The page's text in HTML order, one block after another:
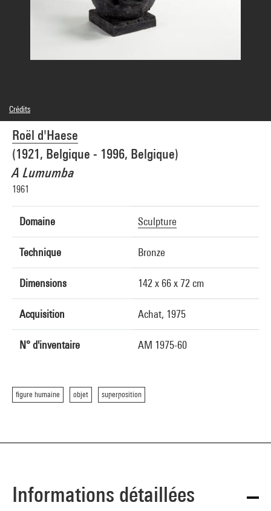
Roël d'Haese
(1921, Belgique - 1996, Belgique)
A Lumumba
1961
Domaine Sculpture
Technique Bronze
Dimensions 142 x 66 x 72 cm
Acquisition Achat, 1975
N° d'inventaire AM 1975-60
figure humaine objet superposition
Crédits
© Adagp, Paris
Crédit photographique : Philippe Migeat - Centre Pompidou, MNAM-CCI
Réf. image : 4R05824 [1999 CX 0370]
Informations détaillées